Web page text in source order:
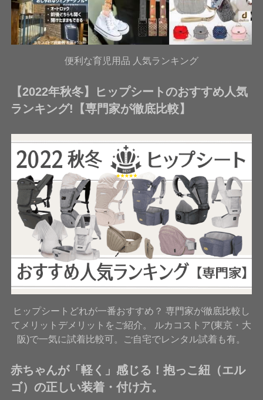
便利な育児用品 人気ランキング
【2022年秋冬】ヒップシートのおすすめ人気
ランキング!【専門家が徹底比較】
ヒップシートどれが一番おすすめ？ 専門家が徹底比較し
てメリットデメリットをご紹介。 ルカコストア(東京・大
阪)で一気に試着比較可。ご自宅でレンタル試着も有。
赤ちゃんが「軽く」感じる！抱っこ紐（エル
ゴ）の正しい装着・付け方。